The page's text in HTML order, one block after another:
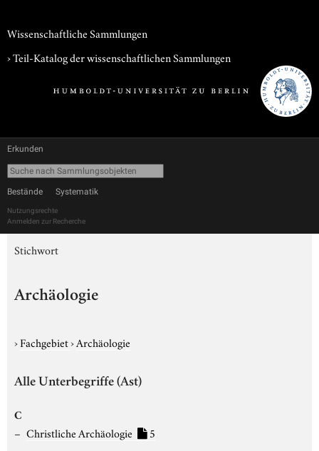
Wissenschaftliche Sammlungen
› Teil-Katalog der wissenschaftlichen Sammlungen
Erkunden
Bestände Systematik
Nutzungsrechte
Anmelden zur Recherche
Stichwort
Archäologie
›Fachgebiet›Archäologie
Alle Unterbegriffe (Ast)
C
Christliche Archäologie 5